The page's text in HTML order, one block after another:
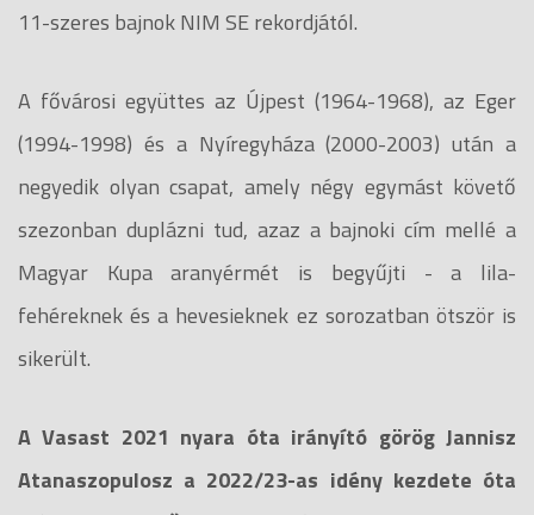
11-szeres bajnok NIM SE rekordjától.
A fővárosi együttes az Újpest (1964-1968), az Eger
(1994-1998) és a Nyíregyháza (2000-2003) után a
negyedik olyan csapat, amely négy egymást követő
szezonban duplázni tud, azaz a bajnoki cím mellé a
Magyar Kupa aranyérmét is begyűjti - a lila-
fehéreknek és a hevesieknek ez sorozatban ötször is
sikerült.
A Vasast 2021 nyara óta irányító görög Jannisz
Atanaszopulosz a 2022/23-as idény kezdete óta